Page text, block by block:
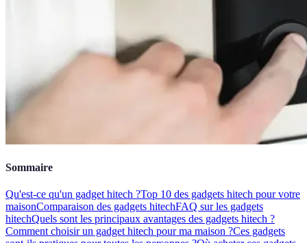
Sommaire
Qu'est-ce qu'un gadget hitech ?Top 10 des gadgets hitech pour votre
maisonComparaison des gadgets hitechFAQ sur les gadgets
hitechQuels sont les principaux avantages des gadgets hitech ?
Comment choisir un gadget hitech pour ma maison ?Ces gadgets